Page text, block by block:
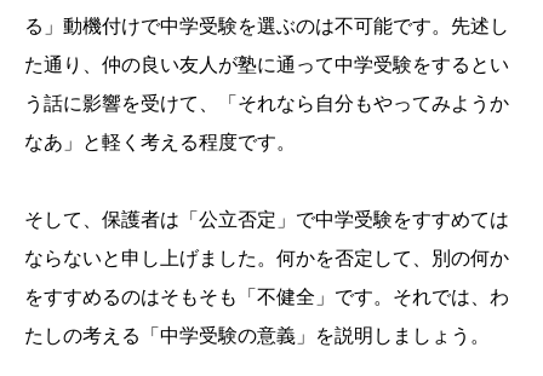
る」動機付けで中学受験を選ぶのは不可能です。先述し
た通り、仲の良い友人が塾に通って中学受験をするとい
う話に影響を受けて、「それなら自分もやってみようか
なあ」と軽く考える程度です。
そして、保護者は「公立否定」で中学受験をすすめては
ならないと申し上げました。何かを否定して、別の何か
をすすめるのはそもそも「不健全」です。それでは、わ
たしの考える「中学受験の意義」を説明しましょう。